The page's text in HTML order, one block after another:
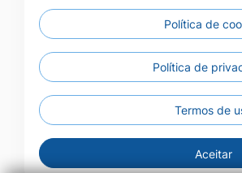
Política de
Política de
Termos de
Aceitar